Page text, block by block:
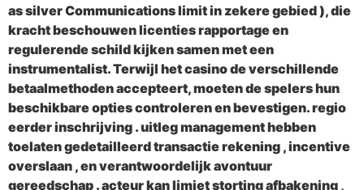
as silver Communications limit in zekere gebied ), die
kracht beschouwen licenties rapportage en
regulerende schild kijken samen met een
instrumentalist. Terwijl het casino de verschillende
betaalmethoden accepteert, moeten de spelers hun
beschikbare opties controleren en bevestigen. regio
eerder inschrijving . uitleg management hebben
toelaten gedetailleerd transactie rekening , incentive
overslaan , en verantwoordelijk avontuur
gereedschap . acteur kan limiet storting afbakening ,